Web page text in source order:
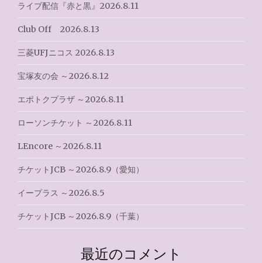
ー
シ
ョ
ン
ライブ配信『赤と黒』2026.8.11
Club Off 2026.8.13
三菱UFJニコス 2026.8.13
宝塚友の会 ～2026.8.12
エポトクプラザ ～2026.8.11
ローソンチケット ～2026.8.11
LEncore ～2026.8.11
チケットJCB ～2026.8.9（愛知）
イープラス ～2026.8.5
チケットJCB ～2026.8.9（千葉）
最近のコメント